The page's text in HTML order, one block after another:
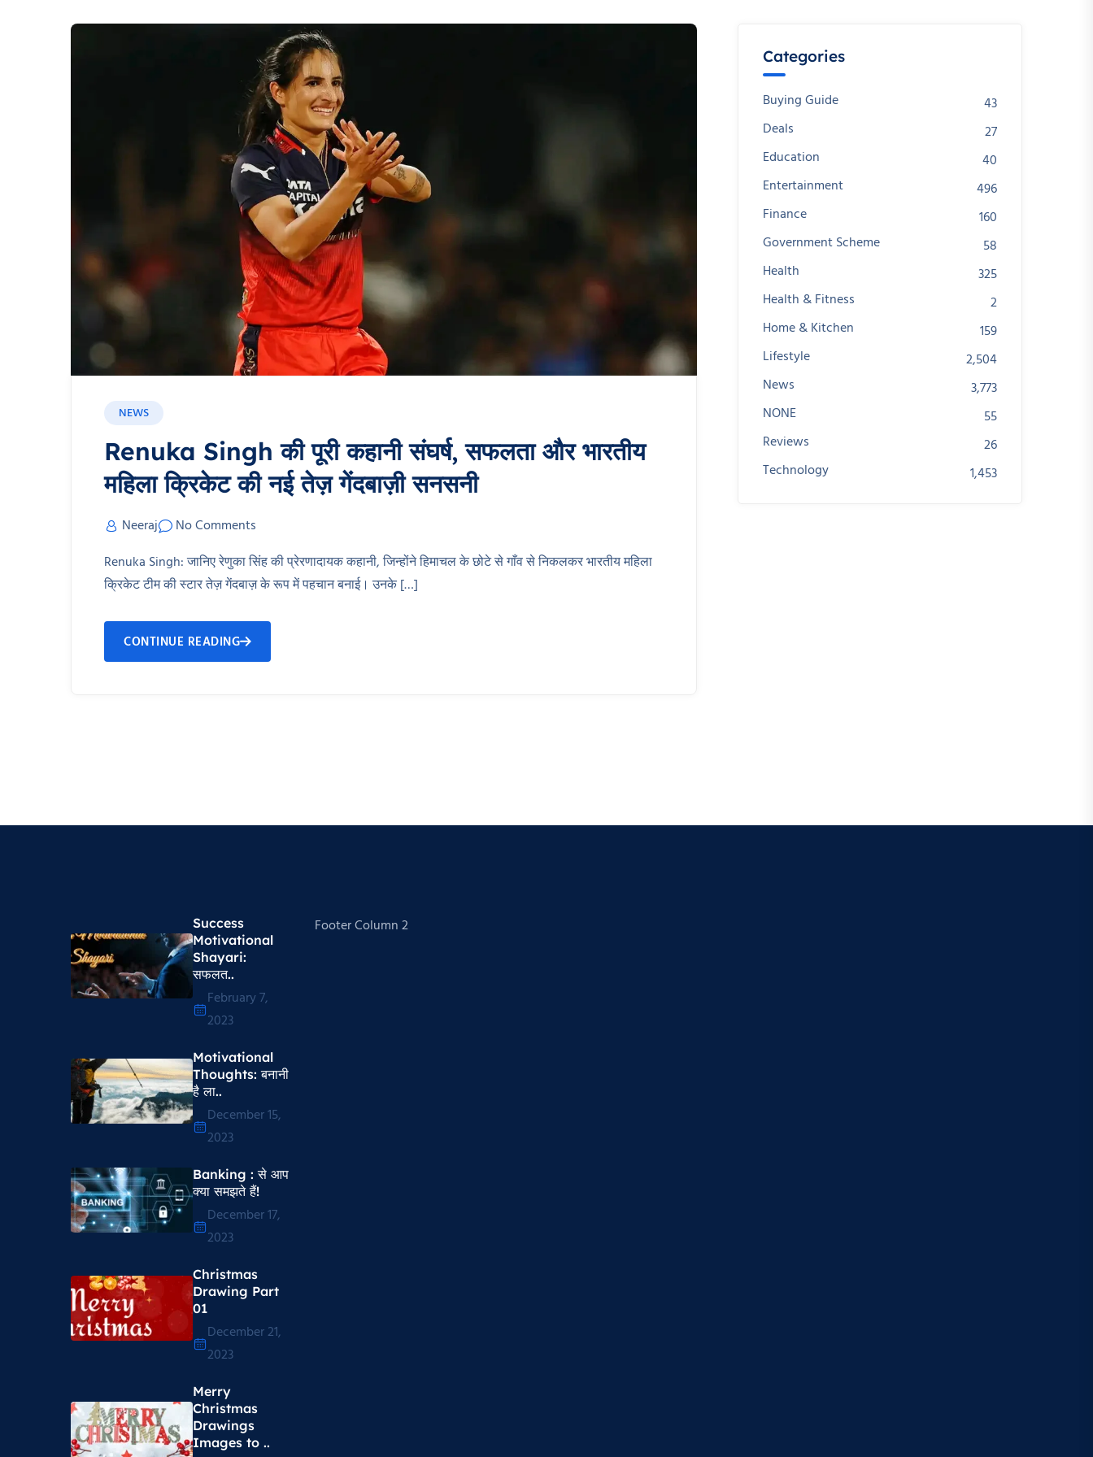
NEWS
Renuka Singh की पूरी कहानी संघर्ष, सफलता और भारतीय
महिला क्रिकेट की नई तेज़ गेंदबाज़ी सनसनी
Neeraj
No Comments
Renuka Singh: जानिए रेणुका सिंह की प्रेरणादायक कहानी, जिन्होंने हिमाचल के छोटे से गाँव से निकलकर भारतीय महिला
क्रिकेट टीम की स्टार तेज़ गेंदबाज़ के रूप में पहचान बनाई। उनके […]
CONTINUE READING
Categories
Buying Guide
43
Deals
27
Education
40
Entertainment
496
Finance
160
Government Scheme
58
Health
325
Health & Fitness
2
Home & Kitchen
159
Lifestyle
2,504
News
3,773
NONE
55
Reviews
26
Technology
1,453
Success
Motivational
Shayari​:
सफलत..
February 7,
2023
Motivational
Thoughts​: बनानी
है ला..
December 15,
2023
Banking : से आप
क्या समझते हैं!
December 17,
2023
Christmas
Drawing Part
01
December 21,
2023
Merry
Christmas
Drawings
Images to ..
Footer Column 2